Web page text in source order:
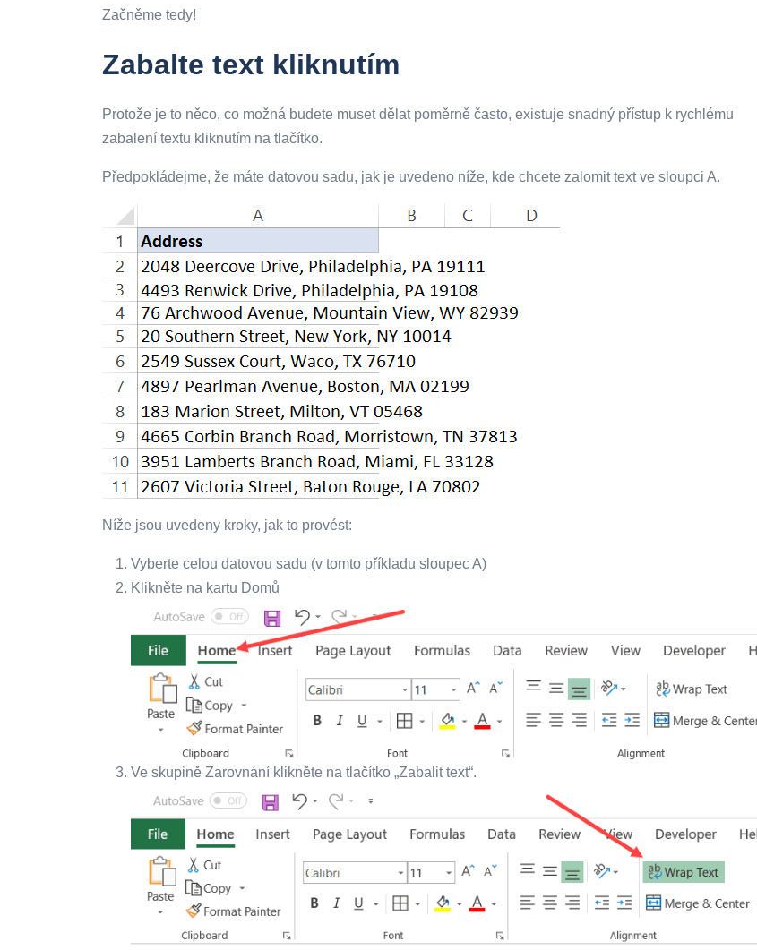
Začněme tedy!
Zabalte text kliknutím
Protože je to něco, co možná budete muset dělat poměrně často, existuje snadný přístup k rychlému
zabalení textu kliknutím na tlačítko.
Předpokládejme, že máte datovou sadu, jak je uvedeno níže, kde chcete zalomit text ve sloupci A.
Níže jsou uvedeny kroky, jak to provést:
Vyberte celou datovou sadu (v tomto příkladu sloupec A)
Klikněte na kartu Domů
Ve skupině Zarovnání klikněte na tlačítko „Zabalit text“.